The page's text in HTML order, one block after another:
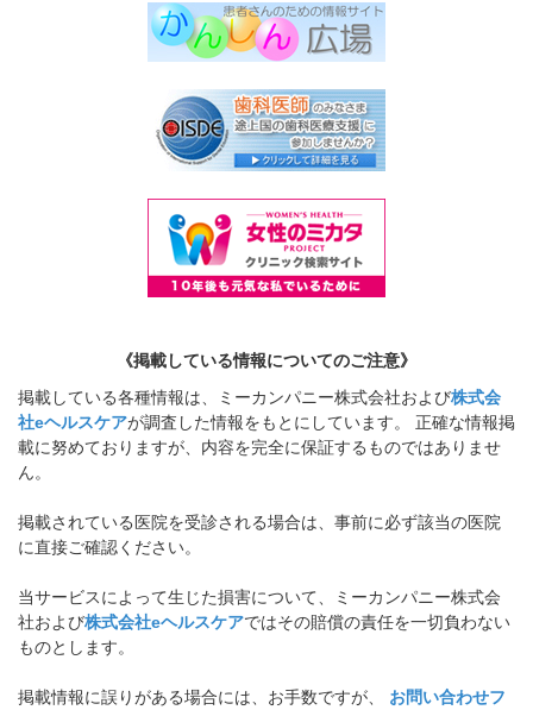
《掲載している情報についてのご注意》
掲載している各種情報は、ミーカンパニー株式会社および株式会
社eヘルスケアが調査した情報をもとにしています。 正確な情報掲
載に努めておりますが、内容を完全に保証するものではありませ
ん。
掲載されている医院を受診される場合は、事前に必ず該当の医院
に直接ご確認ください。
当サービスによって生じた損害について、ミーカンパニー株式会
社および株式会社eヘルスケアではその賠償の責任を一切負わない
ものとします。
掲載情報に誤りがある場合には、お手数ですが、 お問い合わせフ